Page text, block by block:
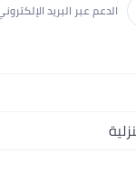
الدعم عبر البريد